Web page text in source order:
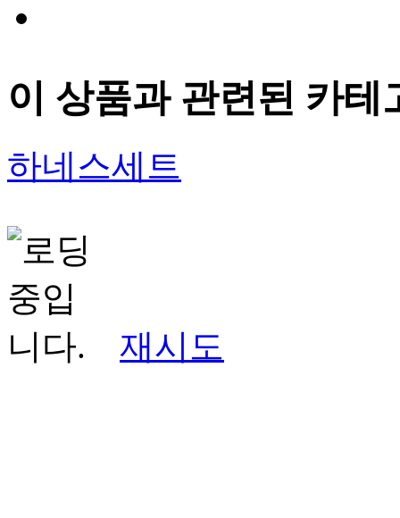
이 상품과 관련된 카테
하네스세트
재시도